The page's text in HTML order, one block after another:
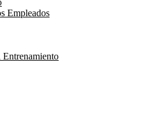
Empleados
Entrenamiento